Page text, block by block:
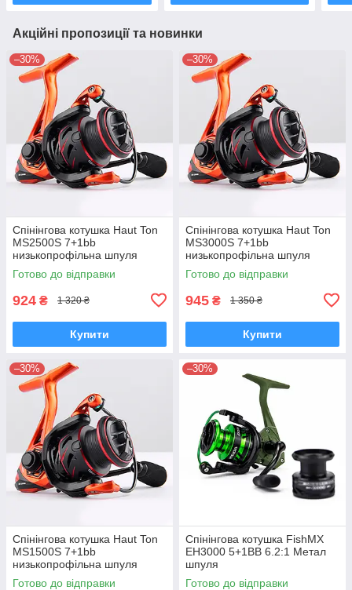
Акційні пропозиції та новинки
–30%
Спінінгова котушка Haut Ton
MS2500S 7+1bb
низькопрофільна шпуля
Готово до відправки
924 ₴ 1 320 ₴
Купити
–30%
Спінінгова котушка Haut Ton
MS3000S 7+1bb
низькопрофільна шпуля
Готово до відправки
945 ₴ 1 350 ₴
Купити
–30%
Спінінгова котушка Haut Ton
MS1500S 7+1bb
низькопрофільна шпуля
Готово до відправки
–30%
Спінінгова котушка FishMX
EH3000 5+1BB 6.2:1 Метал
шпуля
Готово до відправки